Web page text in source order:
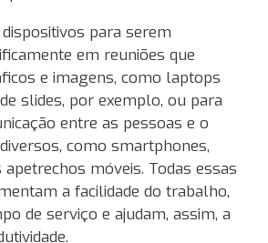
para serem
em reuniões que
e imagens, como laptops
slides, por exemplo, ou para
entre as pessoas e o
como smartphones,
móveis. Todas essas
a facilidade do trabalho,
de serviço e ajudam, assim, a